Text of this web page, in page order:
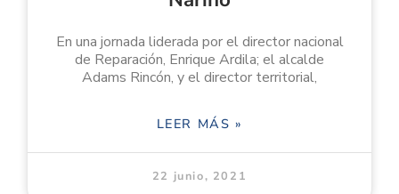
En una jornada liderada por el director nacional
de Reparación, Enrique Ardila; el alcalde
Adams Rincón, y el director territorial,
LEER MÁS »
22 junio, 2021